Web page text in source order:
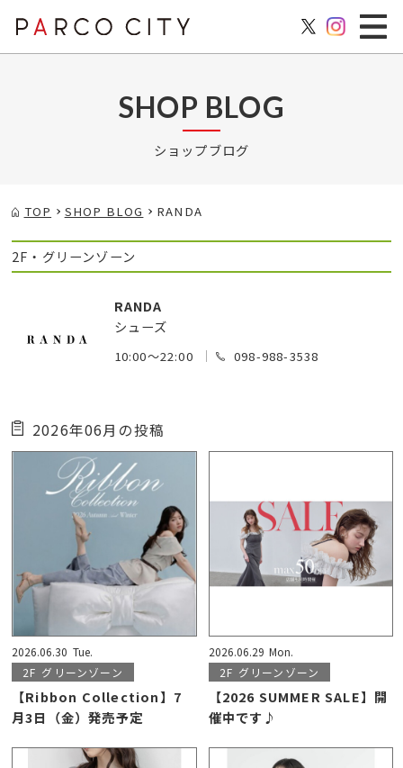
SHOP BLOG
ショップブログ
TOP SHOP BLOG RANDA
2F・グリーンゾーン
RANDA
シューズ
10:00～22:00 098-988-3538
2026年06月の投稿
2026.06.30 Tue.
2F グリーンゾーン
【Ribbon Collection】7
月3日（金）発売予定
2026.06.29 Mon.
2F グリーンゾーン
【2026 SUMMER SALE】開
催中です♪